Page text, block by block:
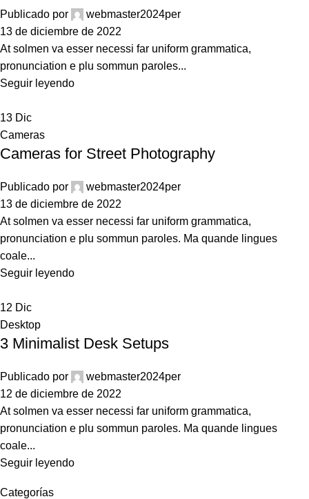
Publicado por
webmaster2024per
13 de diciembre de 2022
At solmen va esser necessi far uniform grammatica,
pronunciation e plu sommun paroles...
Seguir leyendo
13 Dic
Cameras
Cameras for Street Photography
Publicado por
webmaster2024per
13 de diciembre de 2022
At solmen va esser necessi far uniform grammatica,
pronunciation e plu sommun paroles. Ma quande lingues
coale...
Seguir leyendo
12 Dic
Desktop
3 Minimalist Desk Setups
Publicado por
webmaster2024per
12 de diciembre de 2022
At solmen va esser necessi far uniform grammatica,
pronunciation e plu sommun paroles. Ma quande lingues
coale...
Seguir leyendo
Categorías